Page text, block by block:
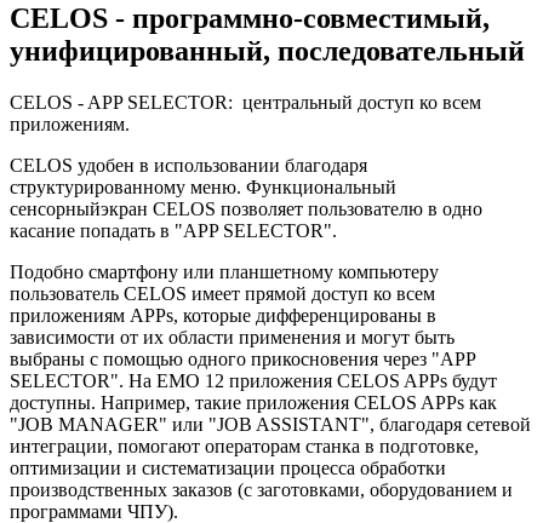
CELOS - программно-совместимый,
унифицированный, последовательный
CELOS - APP SELECTOR: центральный доступ ко всем
приложениям.
CELOS удобен в использовании благодаря
структурированному меню. Функциональный
сенсорныйэкран CELOS позволяет пользователю в одно
касание попадать в "APP SELECTOR".
Подобно смартфону или планшетному компьютеру
пользователь CELOS имеет прямой доступ ко всем
приложениям APPs, которые дифференцированы в
зависимости от их области применения и могут быть
выбраны с помощью одного прикосновения через "APP
SELECTOR". На EMO 12 приложения CELOS APPs будут
доступны. Например, такие приложения CELOS APPs как
"JOB MANAGER" или "JOB ASSISTANT", благодаря сетевой
интеграции, помогают операторам станка в подготовке,
оптимизации и систематизации процесса обработки
производственных заказов (с заготовками, оборудованием и
программами ЧПУ).